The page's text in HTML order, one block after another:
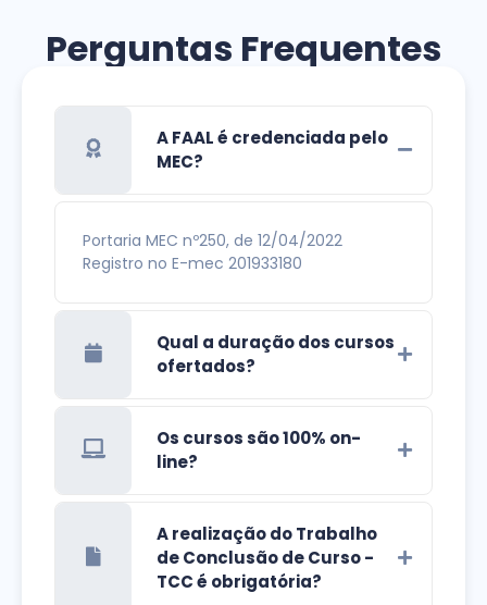
Perguntas Frequentes
A FAAL é credenciada pelo
MEC?
Portaria MEC nº250, de 12/04/2022
Registro no E-mec 201933180
Qual a duração dos cursos
ofertados?
Os cursos são 100% on-
line?
A realização do Trabalho
de Conclusão de Curso -
TCC é obrigatória?